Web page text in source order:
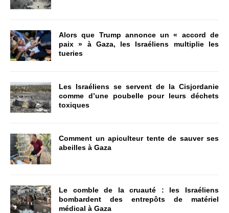
Alors que Trump annonce un « accord de
paix » à Gaza, les Israéliens multiplie les
tueries
Les Israéliens se servent de la Cisjordanie
comme d’une poubelle pour leurs déchets
toxiques
Comment un apiculteur tente de sauver ses
abeilles à Gaza
Le comble de la cruauté : les Israéliens
bombardent des entrepôts de matériel
médical à Gaza